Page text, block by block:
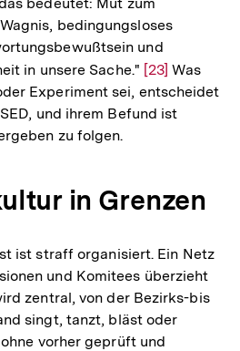
bedingungsloses
und
in unsere Sache." Zur
Auflösung
der
[23] Was
Experiment sei, entscheidet
und ihrem Befund ist
zu folgen.
in Grenzen
ist straff organisiert. Ein Netz
und Komitees überzieht
zentral, von der Bezirks-bis
singt, tanzt, bläst oder
vorher geprüft und